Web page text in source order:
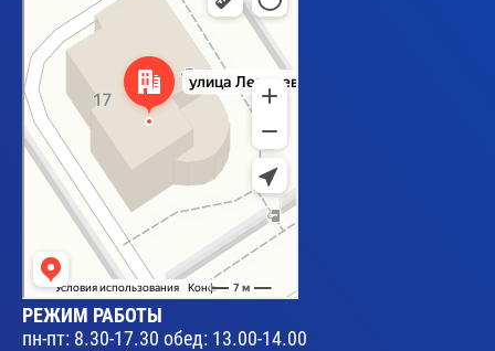
РЕЖИМ РАБОТЫ
пн-пт: 8.30-17.30 обед: 13.00-14.00